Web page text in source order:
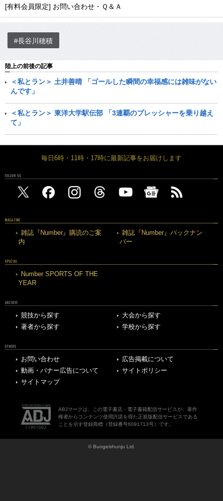
[有料会員限定] お問い合わせ・Ｑ＆Ａ
#長谷川穂積
陸上の前後の記事
＜私とラン＞ 土井善晴 「ゴールした瞬間の幸福感には雑味がない
んです」
＜私とラン＞ 東洋大学駅伝部 「3連覇のプレッシャーを乗り越え
て」
毎日6時・11時・17時に最新記事をお届けします
FOLLOW US
MAGAZINE
雑誌『Number』購読のご案
内
雑誌『Number』バックナン
バー
SPECIAL
Number SPORTS OF THE
YEAR
ARCHIVE
競技から探す
大会から探す
著者から探す
学校から探す
OTHERS
お問い合わせ
広告掲載について
動画・バナー広告について
サイトポリシー
サイトマップ
ABJマークは、この電子書店・電子書籍配信サービスが、著作
権者からコンテンツ使用許諾を得た正規版配信サービスである
ことを示す登録商標（登録番号6091713号）です。
© Bungeishunju Ltd.